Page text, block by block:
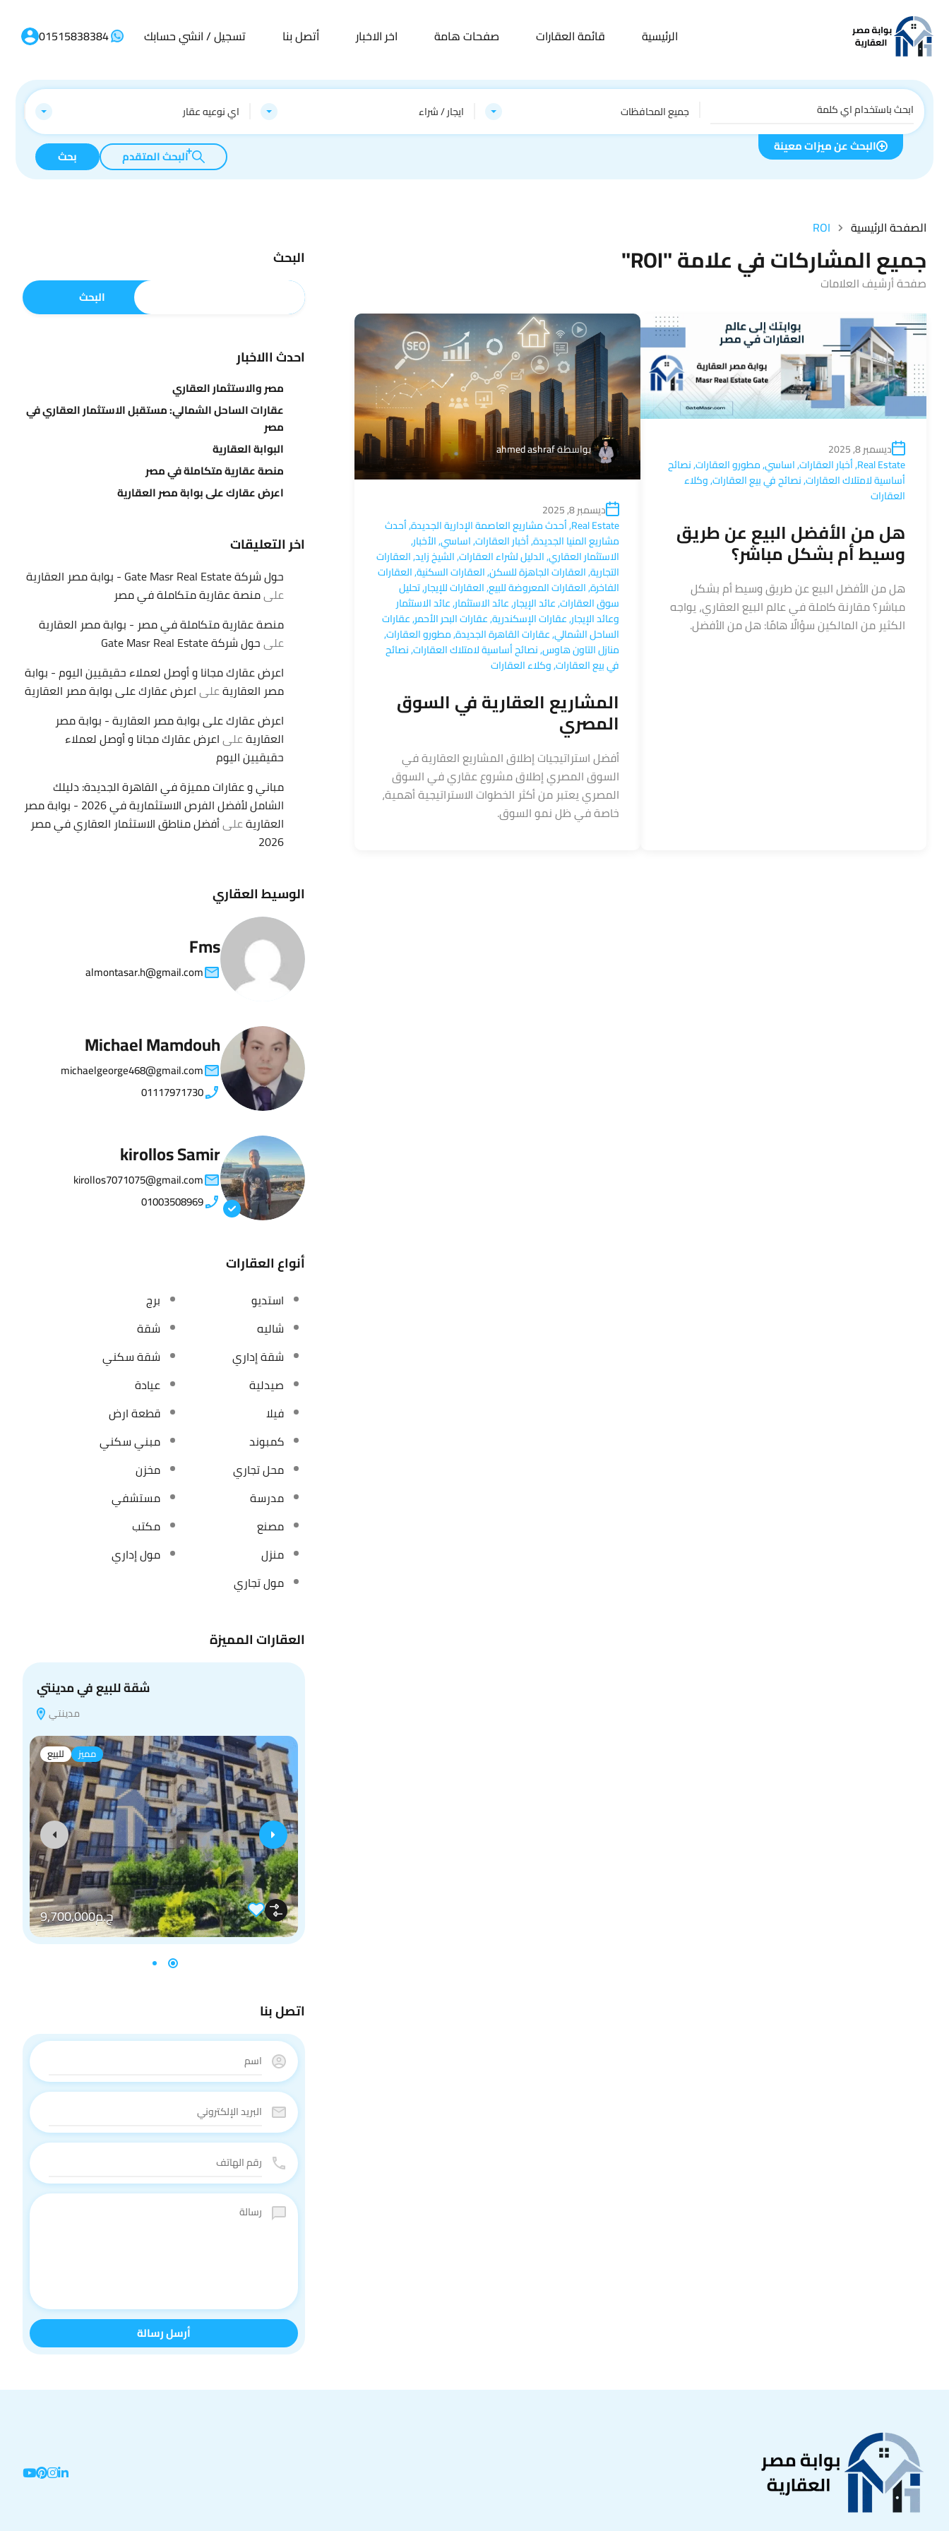
الرئيسية قائمة العقارات صفحات هامة اخر الاخبار أتصل بنا تسجيل / انشي حسابك 01515838384
جميع المحافظات ايجار / شراء اي نوعيه عقار
البحث عن ميزات معينة
البحث المتقدم بحث
الصفحة الرئيسية ROI
جميع المشاركات في علامة "ROI"
صفحة أرشيف العلامات
ديسمبر 8, 2025
Real Estate
,أخبار العقارات,اساسي,مطورو العقارات,نصائح
أساسية لامتلاك العقارات,نصائح في بيع العقارات,وكلاء
العقارات
هل من الأفضل البيع عن طريق
وسيط أم بشكل مباشر؟
هل من الأفضل البيع عن طريق وسيط أم بشكل
مباشر؟ مقارنة كاملة في عالم البيع العقاري، يواجه
الكثير من المالكين سؤالًا هامًا: هل من الأفضل.
بواسطةahmed ashraf
ديسمبر 8, 2025
Real Estate
,أحدث مشاريع العاصمة الإدارية الجديدة,أحدث
مشاريع المنيا الجديدة,أخبار العقارات,اساسي,الأخبار,
الاستثمار العقاري,الدليل لشراء العقارات,الشيخ زايد,العقارات
التجارية,العقارات الجاهزة للسكن,العقارات السكنية,العقارات
الفاخرة,العقارات المعروضة للبيع,العقارات للإيجار,تحليل
سوق العقارات,عائد الإيجار,عائد الاستثمار,عائد الاستثمار
وعائد الإيجار,عقارات الإسكندرية,عقارات البحر الأحمر,عقارات
الساحل الشمالي,عقارات القاهرة الجديدة,مطورو العقارات,
منازل التاون هاوس,نصائح أساسية لامتلاك العقارات,نصائح
في بيع العقارات,وكلاء العقارات
المشاريع العقارية في السوق
المصري
أفضل استراتيجيات إطلاق المشاريع العقارية في
السوق المصري إطلاق مشروع عقاري في السوق
المصري يعتبر من أكثر الخطوات الاستراتيجية أهمية،
خاصة في ظل نمو السوق.
البحث
البحث
احدث االاخبار
مصر والاستثمار العقاري
عقارات الساحل الشمالي: مستقبل الاستثمار العقاري في
مصر
البوابة العقارية
منصة عقارية متكاملة في مصر
اعرض عقارك على بوابة مصر العقارية
اخر التعليقات
حول شركة Gate Masr Real Estate - بوابة مصر العقارية
علىمنصة عقارية متكاملة في مصر
منصة عقارية متكاملة في مصر - بوابة مصر العقارية
علىحول شركة Gate Masr Real Estate
اعرض عقارك مجانا و أوصل لعملاء حقيقيين اليوم - بوابة
مصر العقاريةعلىاعرض عقارك على بوابة مصر العقارية
اعرض عقارك على بوابة مصر العقارية - بوابة مصر
العقاريةعلىاعرض عقارك مجانا و أوصل لعملاء
حقيقيين اليوم
مباني و عقارات مميزة في القاهرة الجديدة: دليلك
الشامل لأفضل الفرص الاستثمارية في 2026 - بوابة مصر
العقاريةعلىأفضل مناطق الاستثمار العقاري في مصر
2026
الوسيط العقاري
Fms
almontasar.h@gmail.com
Michael Mamdouh
michaelgeorge468@gmail.com
01117971730
kirollos Samir
kirollos7071075@gmail.com
01003508969
أنواع العقارات
استديو
برج
شاليه
شقة
شقة إداري
شقة سكني
صيدلية
عيادة
فيلا
قطعة ارض
كمبوند
مبني سكني
محل تجاري
مخزن
مدرسة
مستشفي
مصنع
مكتب
منزل
مول إداري
مول تجاري
العقارات المميزة
شقة للبيع في مدينتي
مدينتي
للبيع مميز
ج.م9,700,000
اتصل بنا